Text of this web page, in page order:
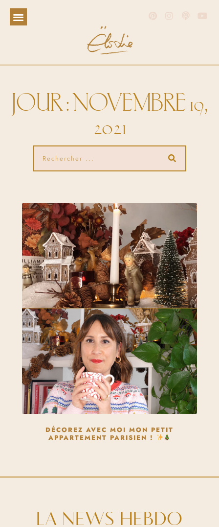
JOUR : NOVEMBRE 19,
2021
DÉCOREZ AVEC MOI MON PETIT
APPARTEMENT PARISIEN !
LA NEWS HEBDO